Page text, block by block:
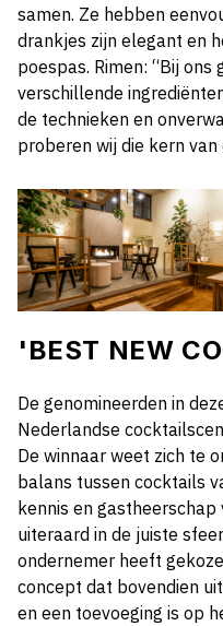
samen. Ze hebben
drankjes zijn elegant en
poespas. Rimen: “Bij
verschillende
de technieken en
proberen wij die kern
'BEST NEW
De genomineerden in
Nederlandse
De winnaar weet zich te
balans tussen cocktails
kennis en
uiteraard in de juiste
ondernemer heeft
concept dat bovendien
en een toevoeging is op